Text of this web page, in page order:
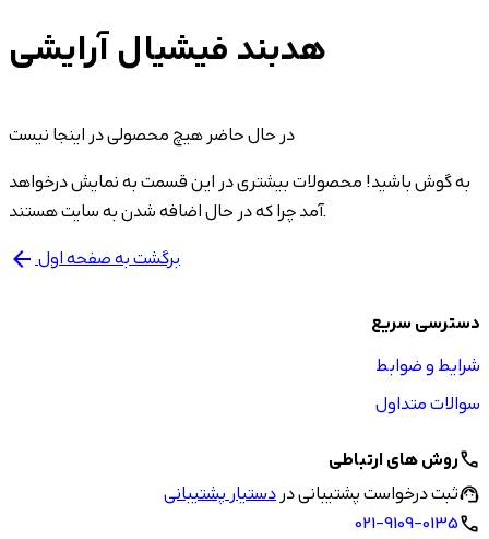
هدبند فیشیال آرایشی
در حال حاضر هیچ محصولی در اینجا نیست
به گوش باشید! محصولات بیشتری در این قسمت به نمایش درخواهد
آمد چرا که در حال اضافه شدن به سایت هستند.
arrow_back برگشت به صفحه اول
دسترسی سریع
شرایط و ضوابط
سوالات متداول
callروش های ارتباطی
support_agentثبت درخواست پشتیبانی دردستیار پشتیبانی
call
021-9109-0135